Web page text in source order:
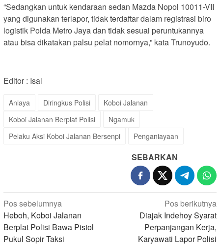
“Sedangkan untuk kendaraan sedan Mazda Nopol 10011-VII
yang digunakan terlapor, tidak terdaftar dalam registrasi biro
logistik Polda Metro Jaya dan tidak sesuai peruntukannya
atau bisa dikatakan palsu pelat nomornya,” kata Trunoyudo.
Editor : Isal
Aniaya Diringkus Polisi
Koboi Jalanan
Koboi Jalanan Berplat Polisi
Ngamuk
Pelaku Aksi Koboi Jalanan Bersenpi
Penganiayaan
SEBARKAN
Navigasi
pos
Pos sebelumnya
Heboh, Koboi Jalanan
Berplat Polisi Bawa Pistol
Pukul Sopir Taksi
Pos berikutnya
Diajak Indehoy Syarat
Perpanjangan Kerja,
Karyawati Lapor Polisi